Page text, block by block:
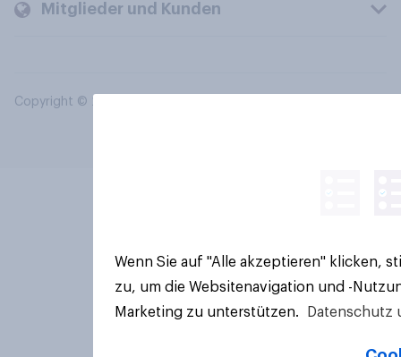
Mitglieder und Kunden
Copyright © 2026 YouGov PLC. Alle Rechte vorbehalten.
Wenn Sie auf "Alle akzeptieren" klicken,
zu, um die Websitenavigation und -
Marketing zu unterstützen.
Datenschutz